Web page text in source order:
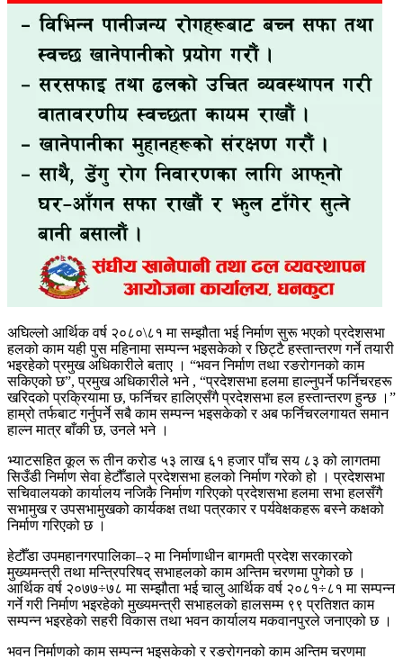
अघिल्लो आर्थिक वर्ष २०८०\८१ मा सम्झौता भई निर्माण सुरू भएको प्रदेशसभा
हलको काम यही पुस महिनामा सम्पन्न भइसकेको र छिट्टै हस्तान्तरण गर्ने तयारी
भइरहेको प्रमुख अधिकारीले बताए । “भवन निर्माण तथा रङरोगनको काम
सकिएको छ”, प्रमुख अधिकारीले भने , “प्रदेशसभा हलमा हाल्नुपर्ने फर्निचरहरू
खरिदको प्रक्रियामा छ, फर्निचर हालिएसँगै प्रदेशसभा हल हस्तान्तरण हुन्छ ।”
हाम्रो तर्फबाट गर्नुपर्ने सबै काम सम्पन्न भइसकेको र अब फर्निचरलगायत समान
हाल्न मात्र बाँकी छ, उनले भने ।
भ्याटसहित कूल रू तीन करोड ५३ लाख ६१ हजार पाँच सय ८३ को लागतमा
सिउँडी निर्माण सेवा हेटौँडाले प्रदेशसभा हलको निर्माण गरेको हो । प्रदेशसभा
सचिवालयको कार्यालय नजिकै निर्माण गरिएको प्रदेशसभा हलमा सभा हलसँगै
सभामुख र उपसभामुखको कार्यकक्ष तथा पत्रकार र पर्यवेक्षकहरू बस्ने कक्षको
निर्माण गरिएको छ ।
हेटौँडा उपमहानगरपालिका–२ मा निर्माणाधीन बागमती प्रदेश सरकारको
मुख्यमन्त्री तथा मन्त्रिपरिषद् सभाहलको काम अन्तिम चरणमा पुगेको छ ।
आर्थिक वर्ष २०७७÷७८ मा सम्झौता भई चालु आर्थिक वर्ष २०८१÷८१ मा सम्पन्न
गर्ने गरी निर्माण भइरहेको मुख्यमन्त्री सभाहलको हालसम्म ९९ प्रतिशत काम
सम्पन्न भइरहेको सहरी विकास तथा भवन कार्यालय मकवानपुरले जनाएको छ ।
भवन निर्माणको काम सम्पन्न भइसकेको र रङरोगनको काम अन्तिम चरणमा